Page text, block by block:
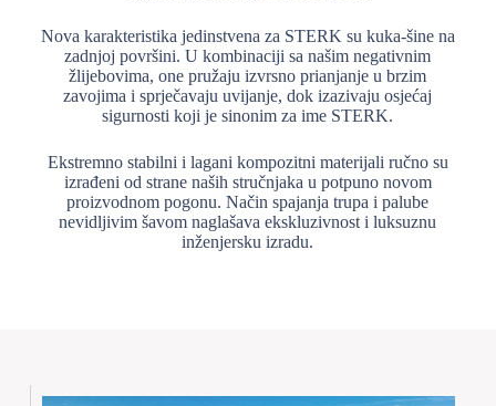
Nova karakteristika jedinstvena za STERK su kuka-šine na
zadnjoj površini. U kombinaciji sa našim negativnim
žlijebovima, one pružaju izvrsno prianjanje u brzim
zavojima i sprječavaju uvijanje, dok izazivaju osjećaj
sigurnosti koji je sinonim za ime STERK.
Ekstremno stabilni i lagani kompozitni materijali ručno su
izrađeni od strane naših stručnjaka u potpuno novom
proizvodnom pogonu. Način spajanja trupa i palube
nevidljivim šavom naglašava ekskluzivnost i luksuznu
inženjersku izradu.